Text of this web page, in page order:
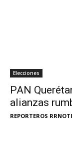
Elecciones
PAN
alianzas
REPORTEROS